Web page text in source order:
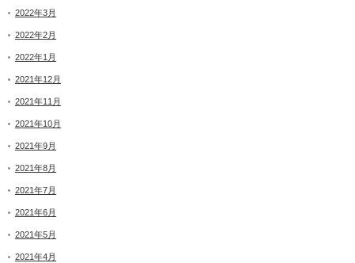
2022年3月
2022年2月
2022年1月
2021年12月
2021年11月
2021年10月
2021年9月
2021年8月
2021年7月
2021年6月
2021年5月
2021年4月